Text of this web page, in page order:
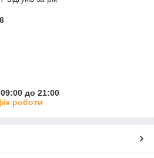
до 21:00
роботи